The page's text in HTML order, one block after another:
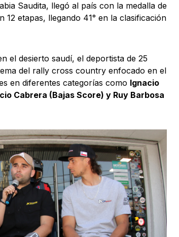
Saudita, llegó al país con la medalla de
etapas, llegando 41° en la clasificación
el desierto saudí, el deportista de 25
del rally cross country enfocado en el
en diferentes categorías como Ignacio
Cabrera (Bajas Score) y Ruy Barbosa